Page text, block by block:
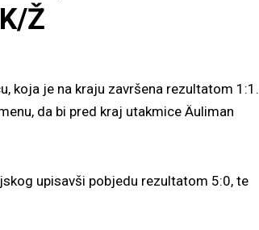
Ž
koja je na kraju završena rezultatom 1:1.
da bi pred kraj utakmice Äuliman
upisavši pobjedu rezultatom 5:0, te